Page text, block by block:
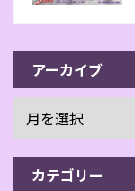
アーカイブ
カテゴリー